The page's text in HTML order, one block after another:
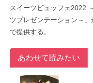
スイーツビュッフェ2022
ツプレゼンテーション～
で提供する。
あわせて読みたい